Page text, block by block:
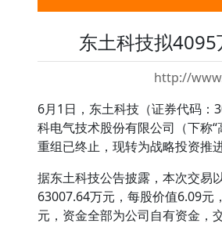
东土科技拟
http://
6月1日，东土科技（证券代码：
科电气技术股份有限公司（下称
重组已终止，现转为战略投资推进
据东土科技公告披露，本次交易
63007.64万元，每股价值6.09元
元，资金全部为公司自有资金，